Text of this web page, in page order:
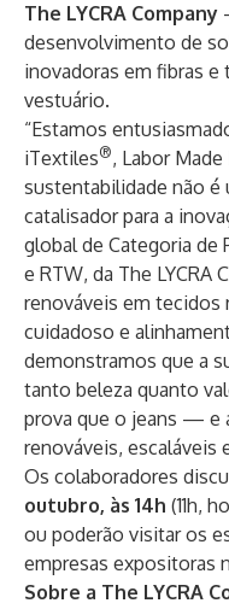
The LYCRA Company
desenvolvimento de
inovadoras em fibras e
vestuário.
“Estamos
iTextiles®, Labor
sustentabilidade não
catalisador para a
global de Categoria de
e RTW, da The LYCRA
renováveis em tecidos
cuidadoso e
demonstramos que a
tanto beleza quanto
prova que o jeans —
renováveis, escaláveis
Os colaboradores
outubro, às 14h (11h,
ou poderão visitar os
empresas expositoras
Sobre a The LYCRA